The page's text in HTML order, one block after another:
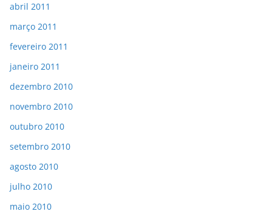
abril 2011
março 2011
fevereiro 2011
janeiro 2011
dezembro 2010
novembro 2010
outubro 2010
setembro 2010
agosto 2010
julho 2010
maio 2010